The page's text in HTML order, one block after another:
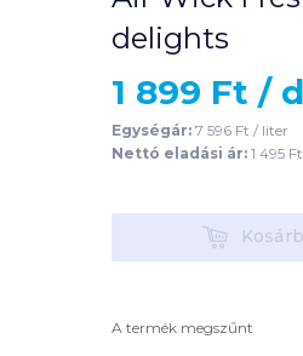
delights
1 899 Ft /
Egységár: 7 596 Ft / liter
Nettó eladási ár: 1 495
Kosárba
A termék megszűnt